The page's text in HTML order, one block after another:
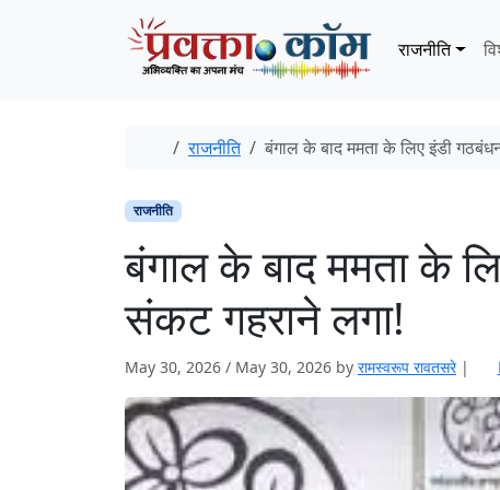
राजनीति
Home
राजनीति बंगाल के बाद ममता के लिए इंडी
राजनीति
बंगाल के बाद ममता के
संकट गहराने लगा!
May 30, 2026 / May 30, 2026 by रामस्वरूप रावतसरे |